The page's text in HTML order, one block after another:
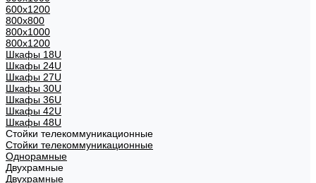
600х1200
800x800
800х1000
800х1200
Шкафы 18U
Шкафы 24U
Шкафы 27U
Шкафы 30U
Шкафы 36U
Шкафы 42U
Шкафы 48U
Стойки телекоммуникационные
Стойки телекоммуникационные
Однорамные
Двухрамные
Двухрамные